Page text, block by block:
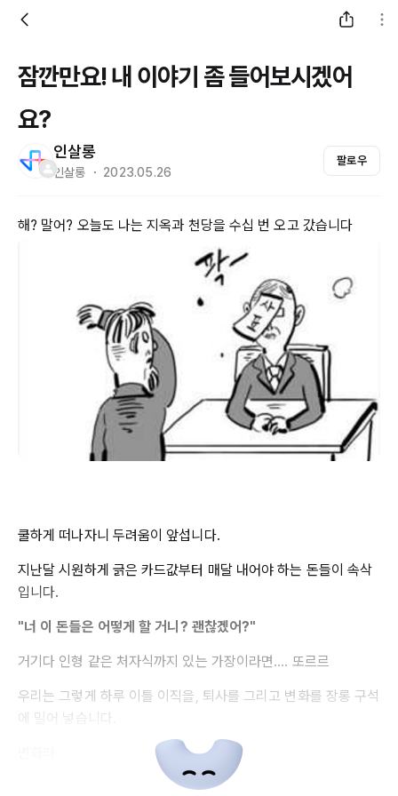
잠깐만요! 내 이야기 좀 들어보시겠어
요?
인살롱
인살롱 ・ 2023.05.26
팔로우
해? 말어? 오늘도 나는 지옥과 천당을 수십 번 오고 갔습니다
쿨하게 떠나자니 두려움이 앞섭니다.
지난달 시원하게 긁은 카드값부터 매달 내어야 하는 돈들이 속삭
입니다.
"너 이 돈들은 어떻게 할 거니? 괜찮겠어?"
거기다 인형 같은 처자식까지 있는 가장이라면.... 또르르
우리는 그렇게 하루 이틀 이직을, 퇴사를 그리고 변화를 장롱 구석
에 밀어 넣습니다.